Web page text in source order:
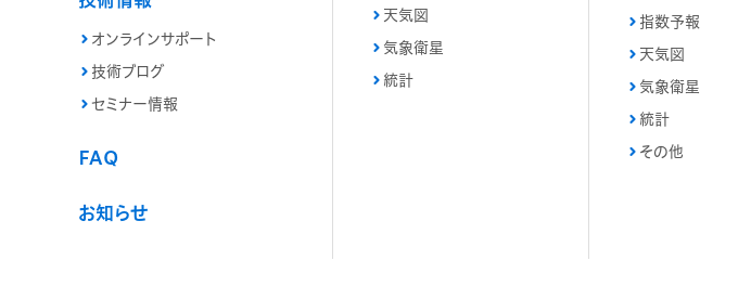
オンラインサポート
技術ブログ
セミナー情報
FAQ
お知らせ
天気図
気象衛星
統計
指数予報
天気図
気象衛星
統計
その他